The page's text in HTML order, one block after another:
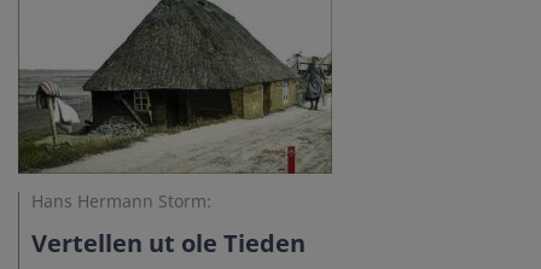
Hans Hermann Storm:
Vertellen ut ole Tieden